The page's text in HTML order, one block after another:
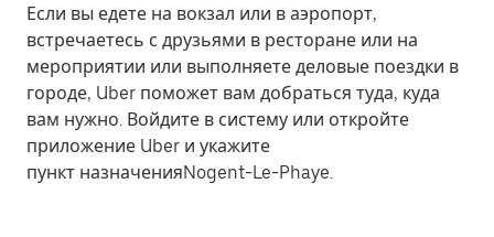
Если вы едете на вокзал или в аэропорт,
встречаетесь с друзьями в ресторане или на
мероприятии или выполняете деловые поездки в
городе, Uber поможет вам добраться туда, куда
вам нужно. Войдите в систему или откройте
приложение Uber и укажите
пункт назначенияNogent-Le-Phaye.